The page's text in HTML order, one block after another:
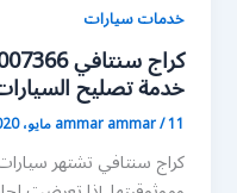
خدمات سيارات
خدمة تصليح
ammar ammar/11 مايو، 2020
كراج سنتافي تشتهر